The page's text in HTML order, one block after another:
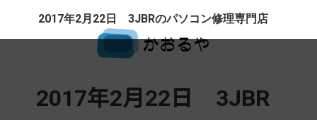
2017年2月22日 3JBRのパソコン修理専門店
2017年2月22日 3JBR